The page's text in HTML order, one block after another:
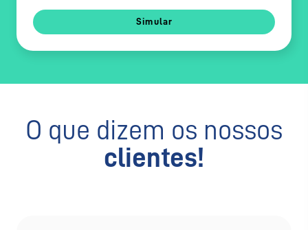
Simular
O que dizem os nossos
clientes!